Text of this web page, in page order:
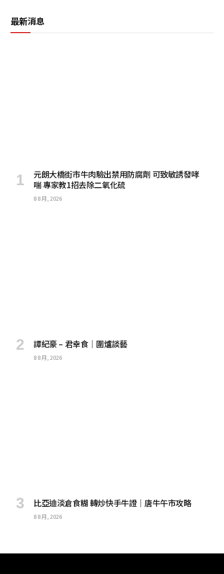
最新消息
元朗大橋街市牛肉驗出禁用防腐劑 可致敏誘發哮
喘 專家教1招去除二氧化硫
8 8 月, 2026
譚紀豪 – 君幸食｜圍爐談藝
8 8 月, 2026
比亞迪淡倉食糊 轉炒快手牛證｜唐牛午市攻略
8 8 月, 2026